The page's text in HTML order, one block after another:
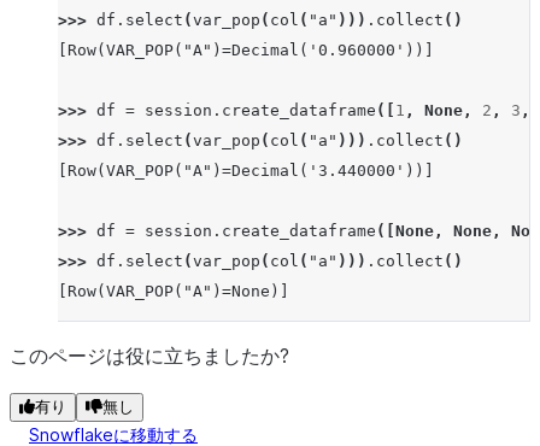
>>> df . select (var_pop ( col ( "a" ))) . collect ()
[Row(VAR_POP("A")=Decimal('0.960000'))]
>>> df = session . create_dataframe ([ 1 , None , 2 , 3 ,
>>> df . select (var_pop ( col ( "a" ))) . collect ()
[Row(VAR_POP("A")=Decimal('3.440000'))]
>>> df = session . create_dataframe ([ None , None ,
>>> df . select (var_pop ( col ( "a" ))) . collect ()
[Row(VAR_POP("A")=None)]
>>> df = session. create_dataframe
[Row(VAR_POP("A")=Decimal('0.000000'))]
このページは役に立ちましたか?
有り 無し
Snowflakeに移動する